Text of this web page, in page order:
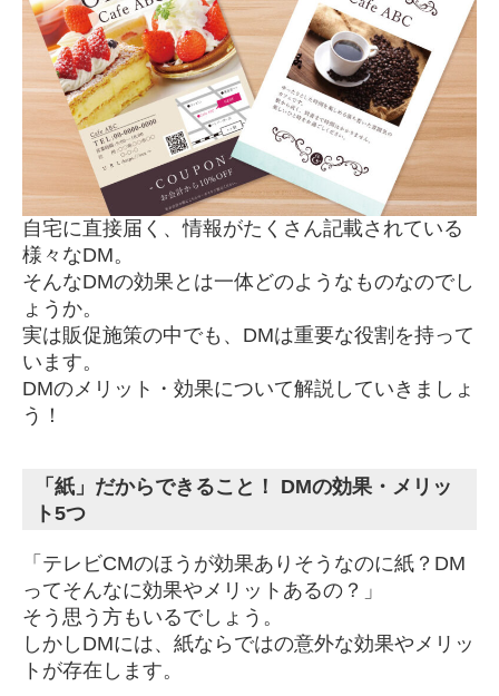
自宅に直接届く、情報がたくさん記載されている
様々なDM。
そんなDMの効果とは一体どのようなものなのでし
ょうか。
実は販促施策の中でも、DMは重要な役割を持って
います。
DMのメリット・効果について解説していきましょ
う！
「紙」だからできること！ DMの効果・メリッ
ト5つ
「テレビCMのほうが効果ありそうなのに紙？DM
ってそんなに効果やメリットあるの？」
そう思う方もいるでしょう。
しかしDMには、紙ならではの意外な効果やメリッ
トが存在します。